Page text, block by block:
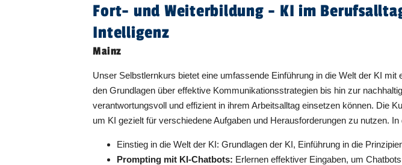
Fort- und Weiterbildung - KI im
Intelligenz
Mainz
Unser Selbstlernkurs bietet eine umfassende Einführung in die Welt der KI
den Grundlagen über effektive Kommunikationsstrategien bis hin zur
verantwortungsvoll und effizient in ihrem Arbeitsalltag einsetzen können. Die
um KI gezielt für verschiedene Aufgaben und Herausforderungen zu nutzen.
Einstieg in die Welt der KI: Grundlagen der KI, Einführung in die
Prompting mit KI-Chatbots: Erlernen effektiver Eingaben, um